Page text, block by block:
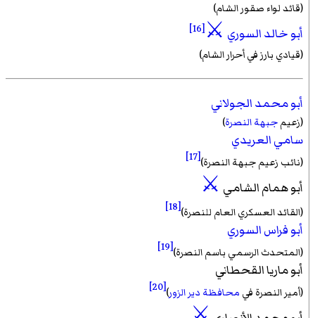
(قائد لواء صقور الشام)
أبو خالد السوري ⚔
[16]
(قيادي بارز في أحرار الشام)
أبو محمد الجولاني
(زعيمجبهة النصرة)
سامي العريدي
(نائب زعيم جبهة النصرة)[17]
أبو همام الشامي ⚔
(القائد العسكري العام للنصرة)[18]
أبو فراس السوري
(المتحدث الرسمي باسم النصرة)[19]
أبو ماريا القحطاني
(أمير النصرة في محافظة دير الزور)
[20]